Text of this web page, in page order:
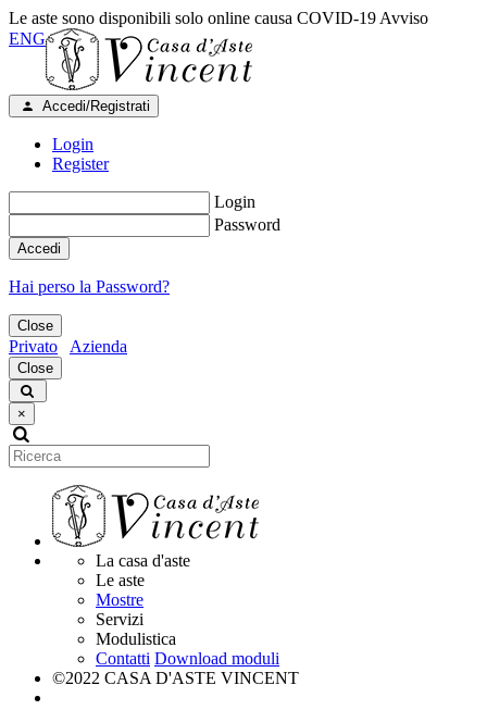
Le aste sono disponibili solo online causa COVID-19 Avviso
ENG
Accedi/Registrati
Login
Register
Login
Password
Accedi
Hai perso la Password?
Close
Privato Azienda
Close
×
La casa d'aste
Le aste
Mostre
Servizi
Modulistica
Contatti Download moduli
©2022 CASA D'ASTE VINCENT